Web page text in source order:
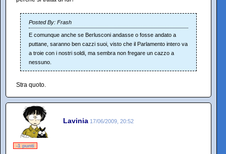
Posted By: Frash
E comunque anche se Berlusconi andasse o fosse andato a
puttane, saranno ben cazzi suoi, visto che il Parlamento intero va
a troie con i nostri soldi, ma sembra non fregare un cazzo a
nessuno.
Stra quoto.
Lavinia 17/06/2009, 20:52
-1 punti